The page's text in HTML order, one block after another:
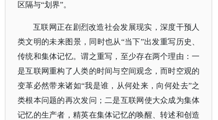
区隔与“划界”。
互联网正在剧烈改造社会发展现实，深度干预人
类文明的未来图景，同时也从“当下”出发重写历史、
传统和集体记忆。谓之重写，至少存在两个理由：一
是互联网重构了人类的时间与空间观念，而时空观的
变革必然带来诸如“我是谁，从何处来，向何处去”之
类根本问题的再次发问；二是互联网使大众成为集体
记忆的生产者，精英在集体记忆的唤醒、转述和创造